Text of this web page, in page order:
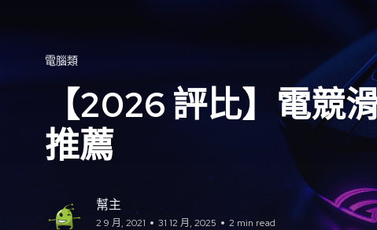
電腦類
【2026 評比】電競
推薦
幫主
2 9 月, 2021 31 12 月, 2025 2 min read